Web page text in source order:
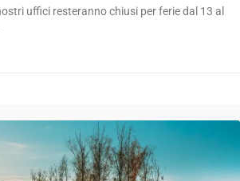
uffici resteranno chiusi per ferie dal 13 al